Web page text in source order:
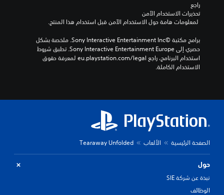
راجع
تحذيرات الاستخدام الآمن
الاستخدام الكاملة.
الصفحة الرئيسية الألعاب Tearaway Unfolded
حول
نبذة عن شركة SIE
الوظائف